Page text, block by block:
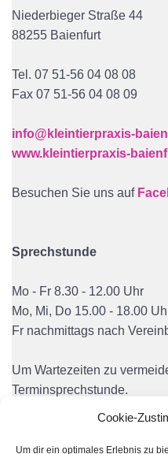
Cookie-
Um dir ein optimales Erlebnis zu
Niederbieger Straße 44
88255 Baienfurt
Tel. 07 51-56 04 08 08
Fax 07 51-56 04 08 09
info@kleintierpraxis-
www.kleintierpraxis-
Besuchen Sie uns auf
Sprechstunde
Mo - Fr 8.30 - 12.00 Uhr
Mo, Mi, Do 15.00 - 18.00
Fr nachmittags nach
Um Wartezeiten zu
Terminsprechstunde.